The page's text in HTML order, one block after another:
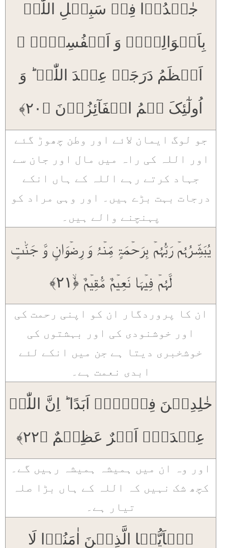
جٰہَدُوۡا فِیۡ سَبِیۡلِ اللّٰہِ
بِاَمۡوَالِہِمۡ وَ اَنۡفُسِہِمۡ ۙ
اَعۡظَمُ دَرَجَۃً عِنۡدَ اللّٰہِ ؕ وَ
اُولٰٓئِکَ ہُمُ الۡفَآئِزُوۡنَ ﴿۲۰﴾
جو لوگ ایمان لائے اور وطن چھوڑ گئے
اور اللہ کی راہ میں مال اور جان سے
جہاد کرتے رہے اللہ کے ہاں انکے
درجات بہت بڑے ہیں۔ اور وہی مراد کو
پہنچنے والے ہیں۔
یُبَشِّرُہُمۡ رَبُّہُمۡ بِرَحۡمَۃٍ مِّنۡہُ وَ رِضۡوَانٍ وَّ جَنّٰتٍ
لَّہُمۡ فِیۡہَا نَعِیۡمٌ مُّقِیۡمٌ ﴿ۙ۲۱﴾
ان کا پروردگار ان کو اپنی رحمت کی
اور خوشنودی کی اور بہشتوں کی
خوشخبری دیتا ہے جن میں انکے لئے
ابدی نعمت ہے۔
خٰلِدِیۡنَ فِیۡہَاۤ اَبَدًا ؕ اِنَّ اللّٰہَ
عِنۡدَہٗۤ اَجۡرٌ عَظِیۡمٌ ﴿۲۲﴾
اور وہ ان میں ہمیشہ ہمیشہ رہیں گے۔
کچھ شک نہیں کہ اللہ کے ہاں بڑا صلہ
تیار ہے۔
یٰۤاَیُّہَا الَّذِیۡنَ اٰمَنُوۡا لَا